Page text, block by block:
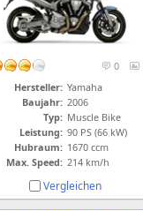
0
Hersteller: Yamaha
Baujahr: 2006
Typ: Muscle Bike
Leistung: 90 PS (66 kW)
Hubraum: 1670 ccm
Max. Speed: 214 km/h
Vergleichen